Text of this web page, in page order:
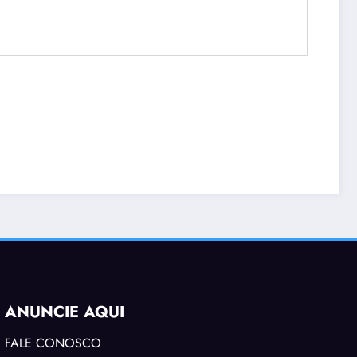
ANUNCIE AQUI
FALE CONOSCO